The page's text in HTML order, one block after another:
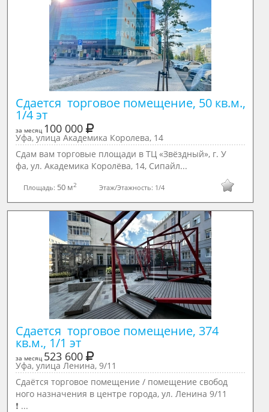
Сдается  торговое помещение, 50 кв.м.,
1/4 эт
за месяц 100 000
Уфа, улица Академика Королева, 14
Сдам вам торговые площади в ТЦ «Звёздный», г. У
фа, ул. Академика Королёва, 14, Сипайл...
Площадь: 50 м2 Этаж/Этажность: 1/4
Сдается  торговое помещение, 374
кв.м., 1/1 эт
за месяц 523 600
Уфа, улица Ленина, 9/11
Сдаётся торговое помещение / помещение свобод
ного назначения в центре города, ул. Ленина 9/11
❗ ...